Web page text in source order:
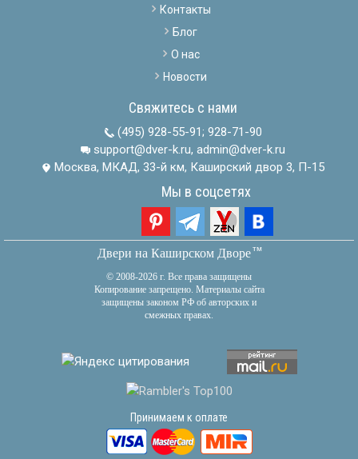
Контакты
Блог
О нас
Новости
Свяжитесь с нами
(495) 928-55-91; 928-71-90
support@dver-k.ru, admin@dver-k.ru
Москва, МКАД, 33-й км, Каширский двор 3, П-15
Мы в соцсетях
Двери на Каширском Дворетм
© 2008-2026 г. Все права защищены
Копирование запрещено. Материалы сайта
защищены законом РФ об авторских и
смежных правах.
Принимаем к оплате